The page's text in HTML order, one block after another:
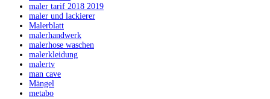
maler tarif 2018 2019
maler und lackierer
Malerblatt
malerhandwerk
malerhose waschen
malerkleidung
malertv
man cave
Mängel
metabo